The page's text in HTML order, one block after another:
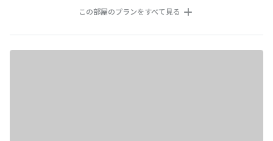
この部屋のプランをすべて見る